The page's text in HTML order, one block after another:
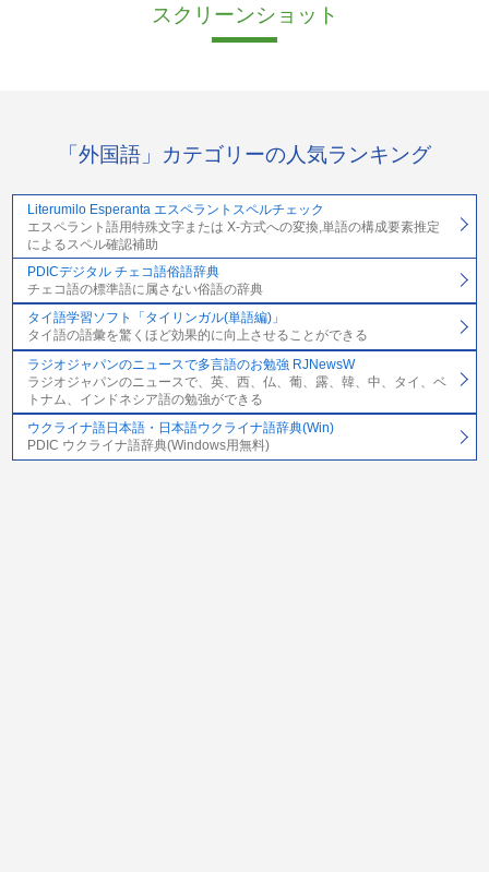
スクリーンショット
「外国語」カテゴリーの人気ランキング
Literumilo Esperanta エスペラントスペルチェック
エスペラント語用特殊文字または X-方式への変換,単語の構成要素推定
によるスペル確認補助
PDICデジタル チェコ語俗語辞典
チェコ語の標準語に属さない俗語の辞典
タイ語学習ソフト「タイリンガル(単語編)」
タイ語の語彙を驚くほど効果的に向上させることができる
ラジオジャパンのニュースで多言語のお勉強 RJNewsW
ラジオジャパンのニュースで、英、西、仏、葡、露、韓、中、タイ、ベ
トナム、インドネシア語の勉強ができる
ウクライナ語日本語・日本語ウクライナ語辞典(Win)
PDIC ウクライナ語辞典(Windows用無料)